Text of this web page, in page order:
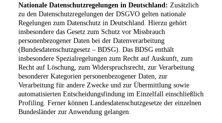
Nationale Datenschutzregelungen in Deutschland: Zusätzlich
zu den Datenschutzregelungen der DSGVO gelten nationale
Regelungen zum Datenschutz in Deutschland. Hierzu gehört
insbesondere das Gesetz zum Schutz vor Missbrauch
personenbezogener Daten bei der Datenverarbeitung
(Bundesdatenschutzgesetz – BDSG). Das BDSG enthält
insbesondere Spezialregelungen zum Recht auf Auskunft, zum
Recht auf Löschung, zum Widerspruchsrecht, zur Verarbeitung
besonderer Kategorien personenbezogener Daten, zur
Verarbeitung für andere Zwecke und zur Übermittlung sowie
automatisierten Entscheidungsfindung im Einzelfall einschließlich
Profiling. Ferner können Landesdatenschutzgesetze der einzelnen
Bundesländer zur Anwendung gelangen.